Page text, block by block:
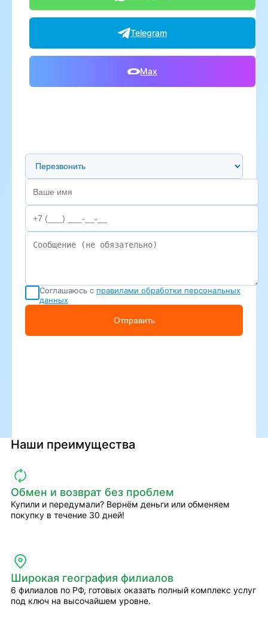
Telegram
Max
Предпочтительный способ связи
Соглашаюсь с правилами обработки персональных
данных
Отправить
Наши преимущества
Обмен и возврат без проблем
Купили и передумали? Вернём деньги или обменяем
покупку в течение 30 дней!
Широкая география филиалов
6 филиалов по РФ, готовых оказать полный комплекс услуг
под ключ на высочайшем уровне.